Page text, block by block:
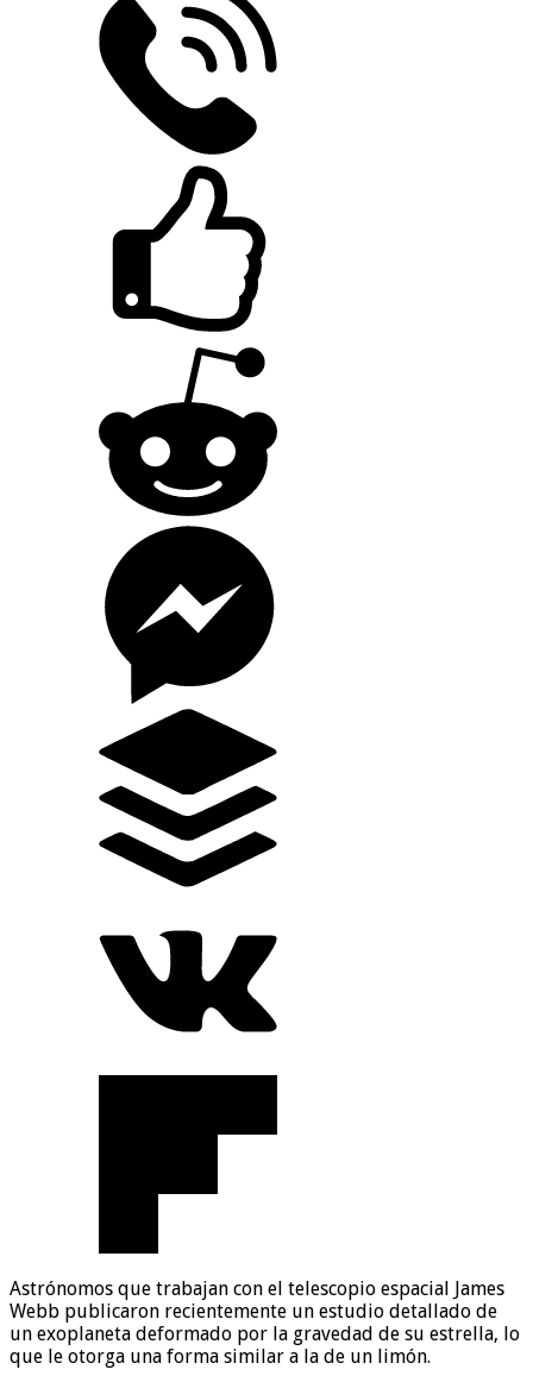
Astrónomos que trabajan con el telescopio espacial James
Webb publicaron recientemente un estudio detallado de
un exoplaneta deformado por la gravedad de su estrella, lo
que le otorga una forma similar a la de un limón.